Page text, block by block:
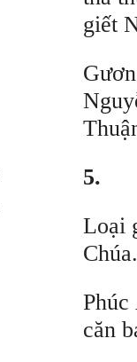
giết
5.
Loại
Chúa.
Phúc
căn